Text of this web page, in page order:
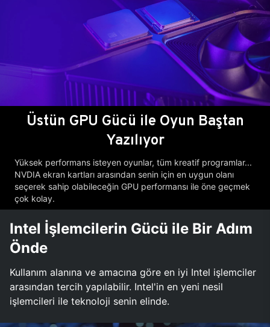
Üstün GPU Gücü ile Oyun Baştan
Yazılıyor
Yüksek performans isteyen oyunlar, tüm kreatif programlar...
NVDIA ekran kartları arasından senin için en uygun olanı
seçerek sahip olabileceğin GPU performansı ile öne geçmek
çok kolay.
Intel İşlemcilerin Gücü ile Bir Adım
Önde
Kullanım alanına ve amacına göre en iyi Intel işlemciler
arasından tercih yapılabilir. Intel'in en yeni nesil
işlemcileri ile teknoloji senin elinde.